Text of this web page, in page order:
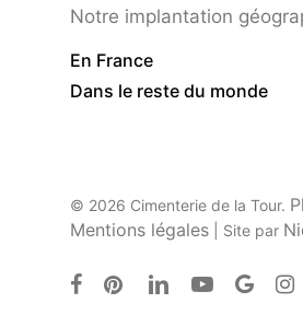
Notre implantation
En France
Dans le reste du monde
© 2026 Cimenterie de la Tour.
Mentions légales | Site par
facebookpinterestlinkedinyoutubegoogle-